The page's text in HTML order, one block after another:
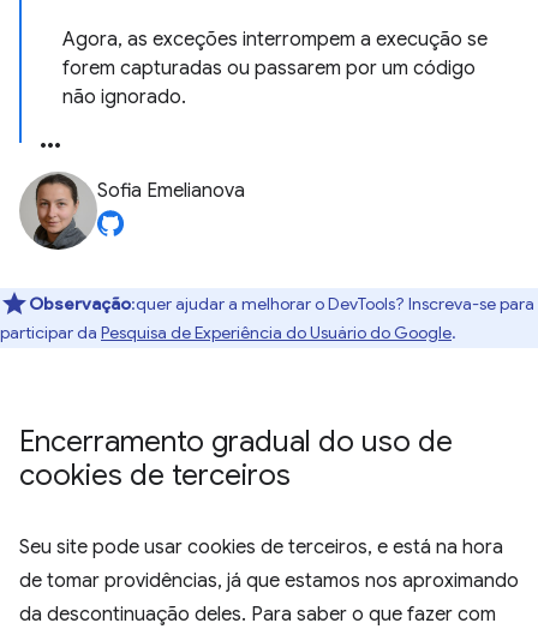
Agora, as exceções interrompem a execução se
forem capturadas ou passarem por um código
não ignorado.
Sofia Emelianova
Observação:quer ajudar a melhorar o DevTools? Inscreva-se para
participar da Pesquisa de Experiência do Usuário do Google.
Encerramento gradual do uso de
cookies de terceiros
Seu site pode usar cookies de terceiros, e está na hora
de tomar providências, já que estamos nos aproximando
da descontinuação deles. Para saber o que fazer com